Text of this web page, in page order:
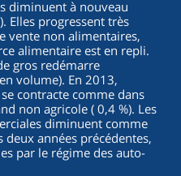
diminuent à nouveau
Elles progressent très
vente non alimentaires,
alimentaire est en repli.
gros redémarre
volume). En 2013,
contracte comme dans
non agricole ( 0,4 %). Les
diminuent comme
années précédentes,
par le régime des auto-